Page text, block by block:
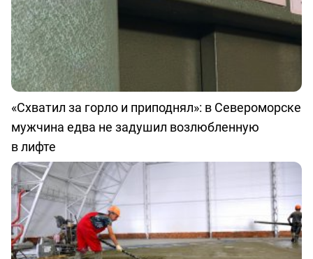
«Схватил за горло и приподнял»: в Североморске
мужчина едва не задушил возлюбленную
в лифте